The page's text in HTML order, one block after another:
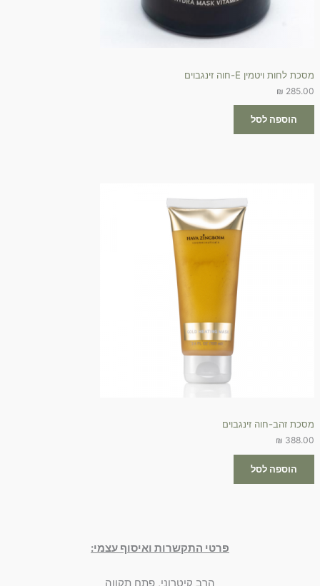
מסכת לחות ויטמין E-חוה זינגבוים
285.00
₪
הוספה לסל
מסכת זהב-חוה זינגבוים
388.00
₪
הוספה לסל
פרטי התקשרות ואיסוף עצמי: